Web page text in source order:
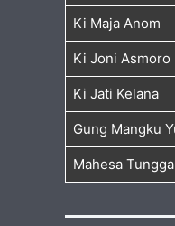
Ki Maja Anom
Ki Joni Asmoro
Ki Jati Kelana
Gung Mangku
Mahesa